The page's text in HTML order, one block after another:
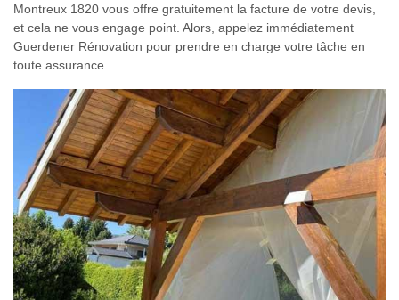
Montreux 1820 vous offre gratuitement la facture de votre devis,
et cela ne vous engage point. Alors, appelez immédiatement
Guerdener Rénovation pour prendre en charge votre tâche en
toute assurance.